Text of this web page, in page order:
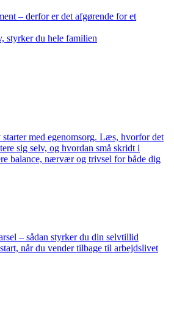
– derfor er det afgørende for et
styrker du hele familien
med egenomsorg. Læs, hvorfor det
sig selv, og hvordan små skridt i
balance, nærvær og trivsel for både dig
– sådan styrker du din selvtillid
når du vender tilbage til arbejdslivet